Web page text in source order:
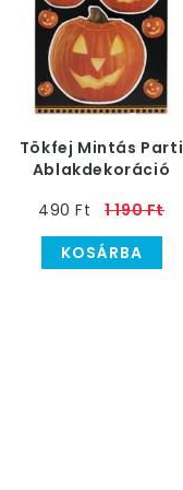
Tökfej Mintás Parti
Ablakdekoráció
490 Ft
1 190 Ft
KOSÁRBA